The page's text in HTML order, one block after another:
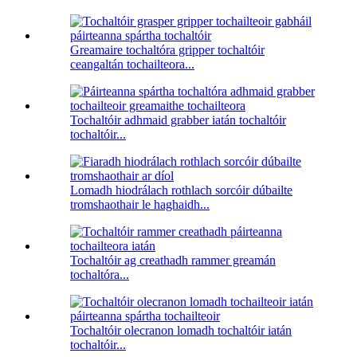
Greamaire tochaltóra gripper tochaltóir
ceangaltán tochailteora...
Tochaltóir adhmaid grabber iatán tochaltóir
tochaltóir...
Lomadh hiodrálach rothlach sorcóir dúbailte
tromshaothair le haghaidh...
Tochaltóir ag creathadh rammer greamán
tochaltóra...
Tochaltóir olecranon lomadh tochaltóir iatán
tochaltóir...